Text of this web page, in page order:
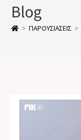
Blog
> ΠΑΡΟΥΣΙΑΣΕΙΣ >